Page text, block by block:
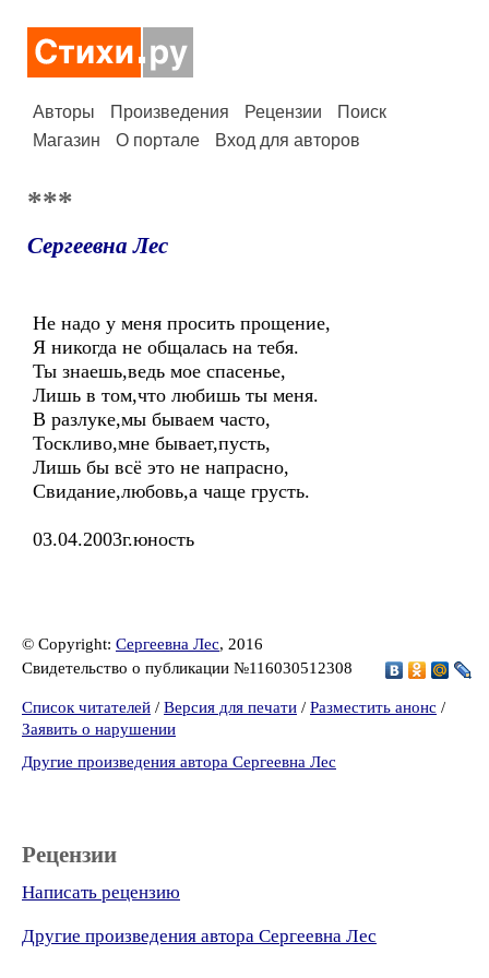
Авторы Произведения Рецензии
Поиск
Магазин
О портале Вход для авторов
***
Сергеевна Лес
Не надо у меня просить прощение,
Я никогда не общалась на тебя.
Ты знаешь,ведь мое спасенье,
Лишь в том,что любишь ты меня.
В разлуке,мы бываем часто,
Тоскливо,мне бывает,пусть,
Лишь бы всё это не напрасно,
Свидание,любовь,а чаще грусть.
03.04.2003г.юность
© Copyright: Сергеевна Лес, 2016
Свидетельство о публикации №116030512308
Список читателей / Версия для печати / Разместить анонс /
Заявить о нарушении
Другие произведения автора Сергеевна Лес
Рецензии
Написать рецензию
Другие произведения автора Сергеевна Лес